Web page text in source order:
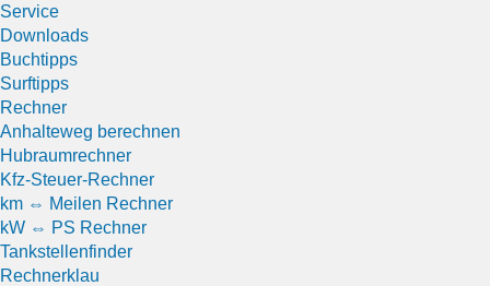
Service
Downloads
Buchtipps
Surftipps
Rechner
Anhalteweg berechnen
Hubraumrechner
Kfz-Steuer-Rechner
km ⇔ Meilen Rechner
kW ⇔ PS Rechner
Tankstellenfinder
Rechnerklau